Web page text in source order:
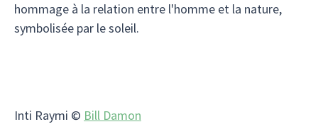
hommage à la relation entre l'homme et la nature,
symbolisée par le soleil.
Inti Raymi © Bill Damon